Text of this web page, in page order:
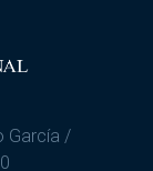
García /